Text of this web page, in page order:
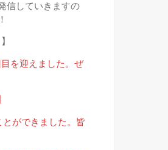
信していきますの
を迎えました。ぜ
ができました。皆